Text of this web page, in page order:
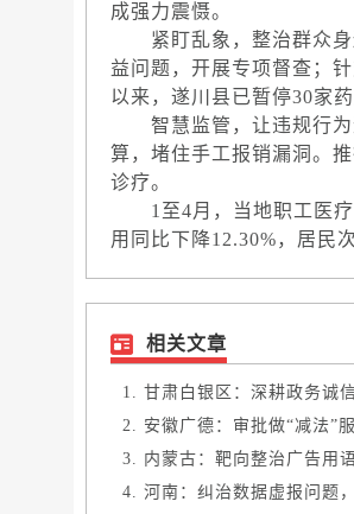
成强力震慑。
紧盯乱象，整治群众身
益问题，开展专项督查；
以来，遂川县已暂停30家
智慧监管，让违规行为
算，堵住手工报销漏洞。
诊疗。
1至4月，当地职工医疗
用同比下降12.30%，居民
相关文章
甘肃白银区：深耕政务诚
安徽广德：审批做“减法”
内蒙古：靶向整治广告用
河南：纠治数据虚报问题